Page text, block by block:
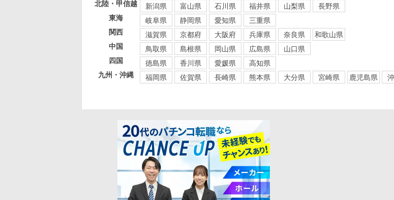
北陸・甲信越
新潟県 富山県 石川県 福井県 山梨県
長野県
東海
岐阜県 静岡県 愛知県
三重県
関西
滋賀県 京都府 大阪府 兵庫県 奈良県
和歌山県
中国
鳥取県 島根県 岡山県 広島県
山口県
四国
徳島県 香川県 愛媛県
高知県
九州・沖縄
福岡県 佐賀県 長崎県 熊本県 大分県 宮崎県 鹿児島県